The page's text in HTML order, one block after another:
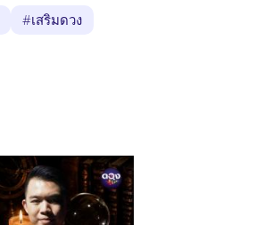
#เสริมดวง